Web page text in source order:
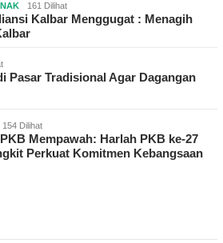
161 Dilihat
Kalbar Menggugat : Menagih
Pasar Tradisional Agar Dagangan
154 Dilihat
Mempawah: Harlah PKB ke-27
Perkuat Komitmen Kebangsaan